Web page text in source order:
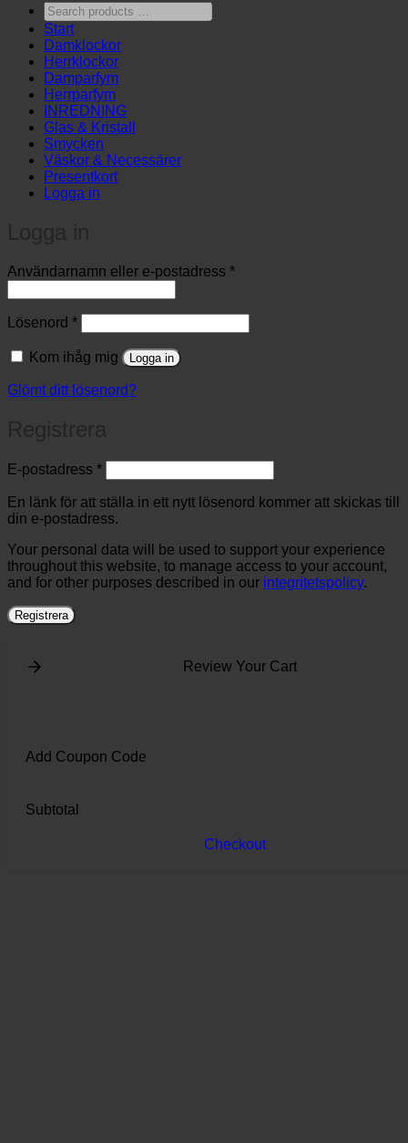
Search
products
…
Start
Damklockor
Herrklockor
Damparfym
Herrparfym
INREDNING
Glas & Kristall
Smycken
Väskor & Necessärer
Presentkort
Logga in
Användarnamn eller e-postadress *Obligatoriskt
Lösenord *Obligatoriskt
Kom ihåg mig Logga in
Glömt ditt lösenord?
E-postadress *Obligatoriskt
En länk för att ställa in ett nytt lösenord kommer att skickas till
din e-postadress.
Your personal data will be used to support your experience
throughout this website, to manage access to your account,
and for other purposes described in our integritetspolicy.
Registrera
Review Your Cart
Add Coupon Code
Subtotal
Checkout